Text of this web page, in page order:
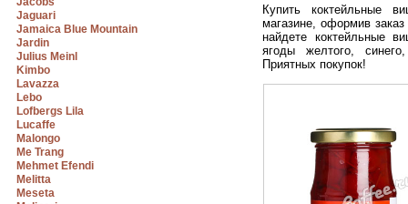
Jaguari
Jamaica Blue Mountain
Jardin
Julius Meinl
Kimbo
Lavazza
Lebo
Lofbergs Lila
Lucaffe
Malongo
Me Trang
Mehmet Efendi
Melitta
Meseta
Купить коктейльные
магазине, оформив
найдете коктейльные
ягоды желтого,
Приятных покупок!